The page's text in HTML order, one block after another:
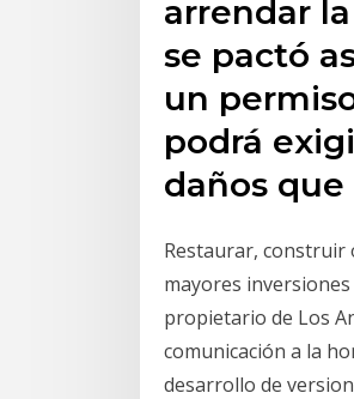
arrendar
se pactó
un
podrá
daños que
Restaurar, construir
mayores
propietario de Los
comunicación a la
desarrollo de